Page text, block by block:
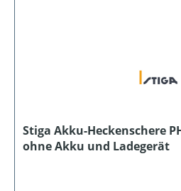
Stiga Akku-Heckenschere
ohne Akku und Ladegerät